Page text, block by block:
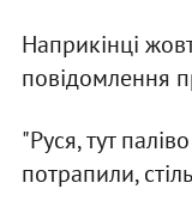
Наприкінці
повідомлення
"Руся, тут
потрапили,